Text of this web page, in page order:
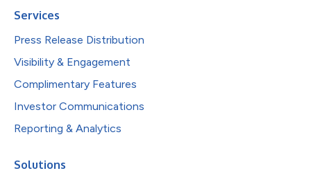
Services
Press Release Distribution
Visibility & Engagement
Complimentary Features
Investor Communications
Reporting & Analytics
Solutions